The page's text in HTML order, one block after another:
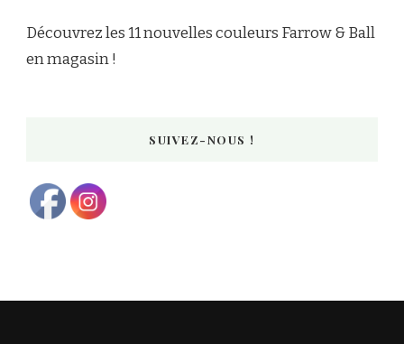
Découvrez les 11 nouvelles couleurs Farrow & Ball
en magasin !
SUIVEZ-NOUS !